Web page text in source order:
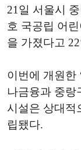
21일 서울시
호 국공립 어
을 가졌다고
이번에 개원한
나금융과 중랑
시설은 상대적
립됐다.